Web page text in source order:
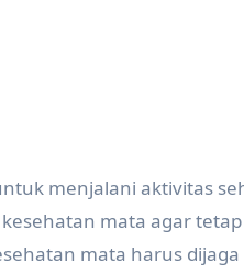
menjalani aktivitas
mata agar
mata harus